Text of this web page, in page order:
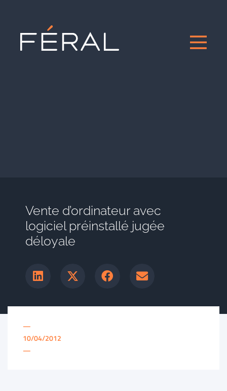
Vente d’ordinateur avec
logiciel préinstallé jugée
déloyale
—
10/04/2012
—